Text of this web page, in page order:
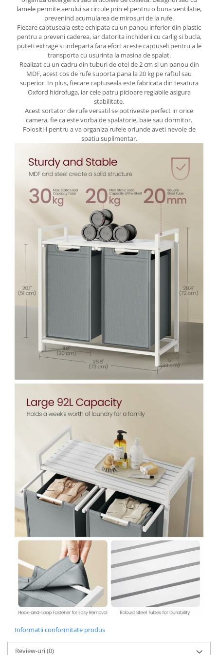
Decoratiuni
Plante artificiale
Riflaje
Pet Shop
Ansambluri de joaca animale
Culcusuri pentru animale
Electronice & Iluminat
Iluminat
Articole sanatate
Radio cu ceas & portabile
Dormitor & birou
Mobila dormitor
Dulapuri dormitor
Mobila birou
Scaune birou
Camera copilului
Mese si scaune pentru copii
Fotolii pentru copii
Depozitare jucarii
Jucarii si accesorii
Mobila copii
Depozitare si organizare
Cutii organizatoare
Garderobe
Organizatoare sertar si dulap
Rafturi depozitare
Umerase si huse haine
Unelte motorizate
lamele permite aerului sa circule prin el pentru o buna ventilatie,
prevenind acumularea de mirosuri de la rufe.
Fiecare captuseala este echipata cu un panou inferior din plastic
pentru a preveni caderea, iar datorita inchiderii cu carlig si bucla,
puteti extrage si indeparta fara efort aceste captuseli pentru a le
transporta cu usurinta la masina de spalat.
Realizat cu un cadru din tuburi de otel de 2 cm si un panou din
MDF, acest cos de rufe suporta pana la 20 kg pe raftul sau
superior. In plus, fiecare captuseala este fabricata din tesatura
Oxford hidrofuga, iar cele patru picioare reglabile asigura
stabilitate.
Acest sortator de rufe versatil se potriveste perfect in orice
camera, fie ca este vorba de spalatorie, baie sau dormitor.
Folositi-l pentru a va organiza rufele oriunde aveti nevoie de
spatiu suplimentar.
Informatii conformitate produs
Review-uri(0)